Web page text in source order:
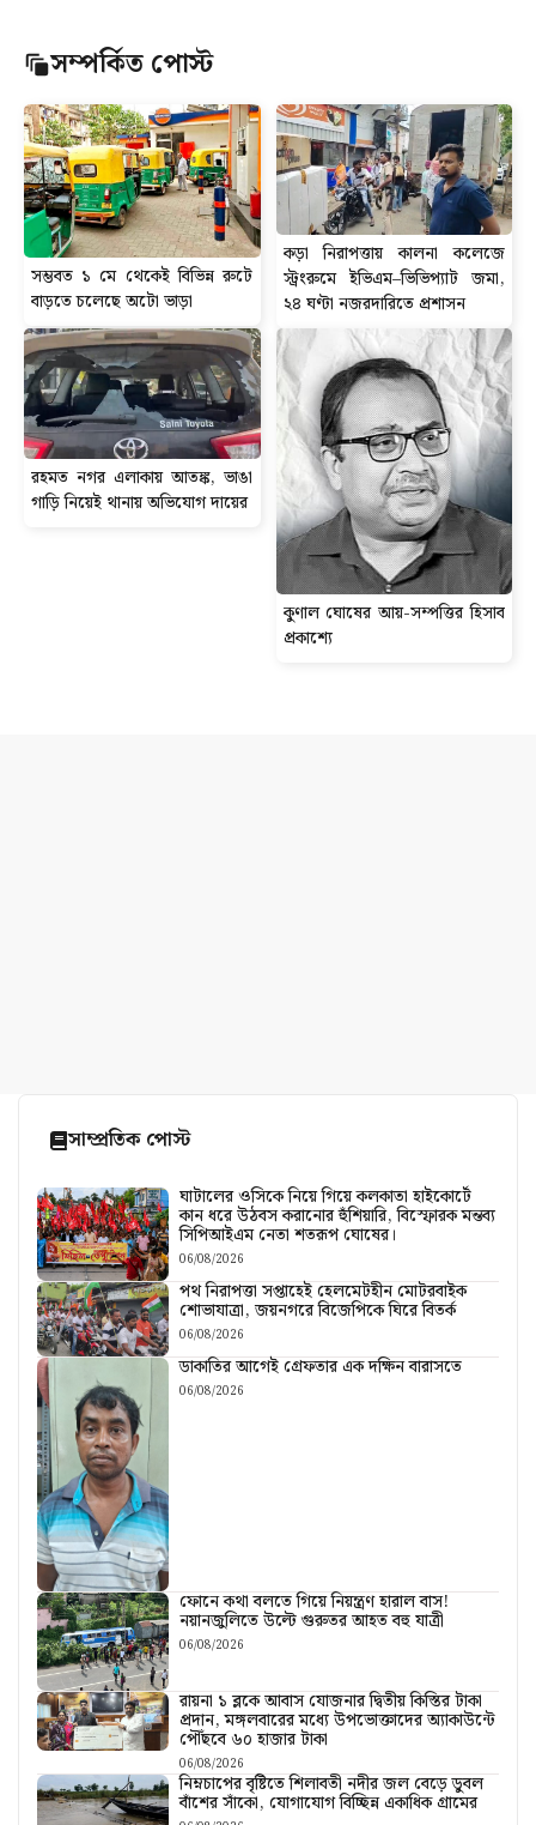
সম্পর্কিত পোস্ট
সম্ভবত ১ মে থেকেই বিভিন্ন রুটে
বাড়তে চলেছে অটো ভাড়া
কড়া নিরাপত্তায় কালনা কলেজে
স্ট্রংরুমে ইভিএম–ভিভিপ্যাট জমা,
২৪ ঘণ্টা নজরদারিতে প্রশাসন
রহমত নগর এলাকায় আতঙ্ক, ভাঙা
গাড়ি নিয়েই থানায় অভিযোগ দায়ের
কুণাল ঘোষের আয়-সম্পত্তির হিসাব
প্রকাশ্যে
সাম্প্রতিক পোস্ট
ঘাটালের ওসিকে নিয়ে গিয়ে কলকাতা হাইকোর্টে
কান ধরে উঠবস করানোর হুঁশিয়ারি, বিস্ফোরক মন্তব্য
সিপিআইএম নেতা শতরূপ ঘোষের।
06/08/2026
পথ নিরাপত্তা সপ্তাহেই হেলমেটহীন মোটরবাইক
শোভাযাত্রা, জয়নগরে বিজেপিকে ঘিরে বিতর্ক
06/08/2026
ডাকাতির আগেই গ্রেফতার এক দক্ষিন বারাসতে
06/08/2026
ফোনে কথা বলতে গিয়ে নিয়ন্ত্রণ হারাল বাস!
নয়ানজুলিতে উল্টে গুরুতর আহত বহু যাত্রী
06/08/2026
রায়না ১ ব্লকে আবাস যোজনার দ্বিতীয় কিস্তির টাকা
প্রদান, মঙ্গলবারের মধ্যে উপভোক্তাদের অ্যাকাউন্টে
পৌঁছবে ৬০ হাজার টাকা
06/08/2026
নিম্নচাপের বৃষ্টিতে শিলাবতী নদীর জল বেড়ে ডুবল
বাঁশের সাঁকো, যোগাযোগ বিচ্ছিন্ন একাধিক গ্রামের